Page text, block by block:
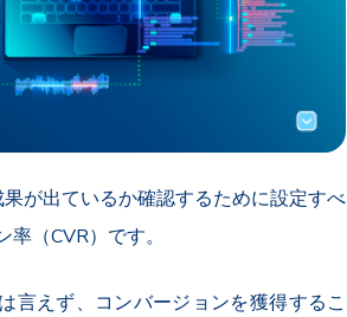
が出ているか確認するために設定すべ
（CVR）です。
言えず、コンバージョンを獲得するこ